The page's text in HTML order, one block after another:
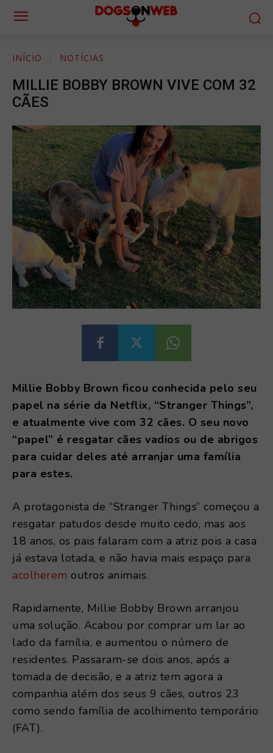
INÍCIO NOTÍCIAS
MILLIE BOBBY BROWN VIVE COM 32
CÃES
Millie Bobby Brown ficou conhecida pelo seu
papel na série da Netflix, “Stranger Things”,
e atualmente vive com 32 cães. O seu novo
“papel” é resgatar cães vadios ou de abrigos
para cuidar deles até arranjar uma família
para estes.
A protagonista de “Stranger Things” começou a
resgatar patudos desde muito cedo, mas aos
18 anos, os pais falaram com a atriz pois a casa
já estava lotada, e não havia mais espaço para
acolherem outros animais.
Rapidamente, Millie Bobby Brown arranjou
uma solução. Acabou por comprar um lar ao
lado da família, e aumentou o número de
residentes. Passaram-se dois anos, após a
tomada de decisão, e a atriz tem agora a
companhia além dos seus 9 cães, outros 23
como sendo família de acolhimento temporário
(FAT).